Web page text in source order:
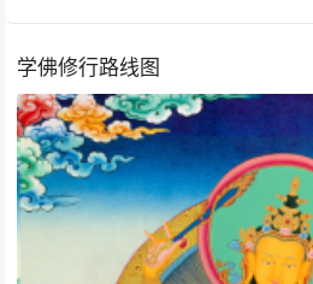
学佛修行路线图